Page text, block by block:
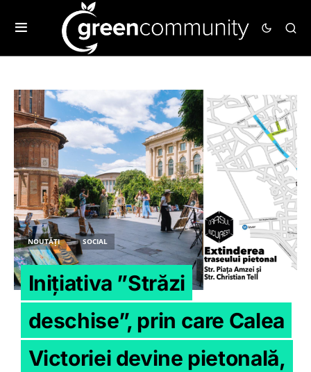
NOUTĂȚI SOCIAL
Inițiativa ”Străzi
deschise”, prin care Calea
Victoriei devine pietonală,